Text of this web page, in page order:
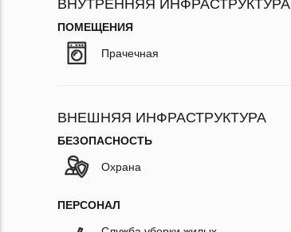
ВНУТРЕННЯЯ ИНФРАСТРУКТУРА
ПОМЕЩЕНИЯ
Прачечная
ВНЕШНЯЯ ИНФРАСТРУКТУРА
БЕЗОПАСНОСТЬ
Охрана
ПЕРСОНАЛ